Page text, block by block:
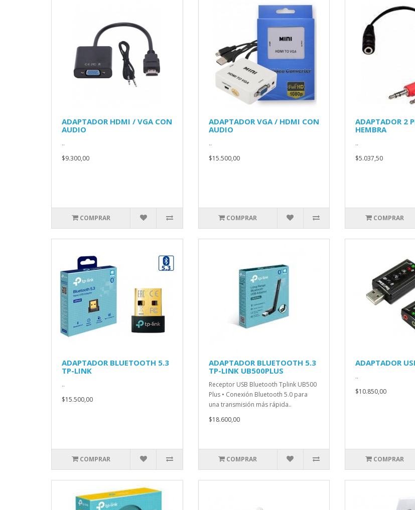
ADAPTADOR HDMI / VGA CON
AUDIO
..
$9.300,00
COMPRAR
ADAPTADOR VGA / HDMI CON
AUDIO
..
$15.500,00
COMPRAR
ADAPTADOR 2
HEMBRA
..
$5.037,50
COMPRAR
ADAPTADOR BLUETOOTH 5.3
TP-LINK
..
$15.500,00
COMPRAR
ADAPTADOR BLUETOOTH 5.3
TP-LINK UB500PLUS
Receptor USB Bluetooth Tplink UB500
Plus • Conexión Bluetooth 5.0 para
una transmisión más rápida..
$18.600,00
COMPRAR
ADAPTADOR
..
$10.850,00
COMPRAR